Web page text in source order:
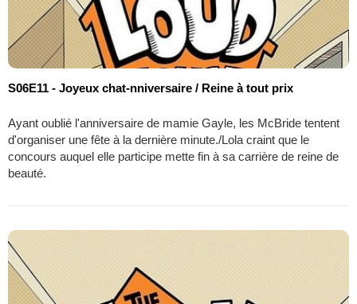
S06E11 - Joyeux chat-nniversaire / Reine à tout prix
Ayant oublié l'anniversaire de mamie Gayle, les McBride tentent
d'organiser une fête à la dernière minute./Lola craint que le
concours auquel elle participe mette fin à sa carrière de reine de
beauté.